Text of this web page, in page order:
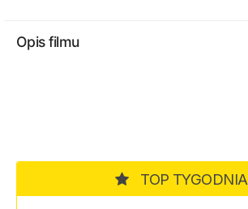
Opis filmu
TOP TYGODNIA